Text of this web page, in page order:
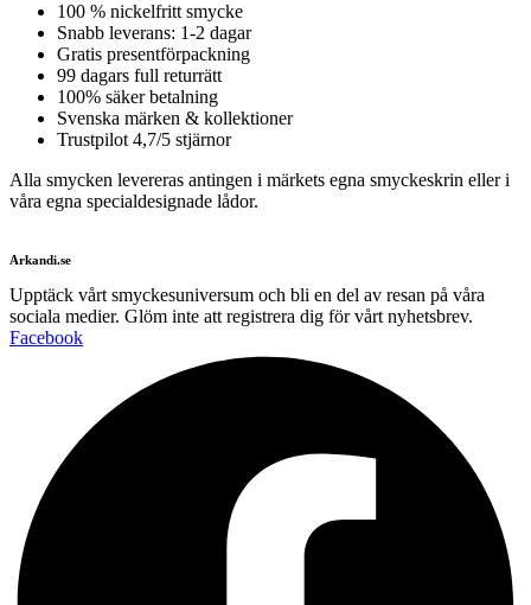
100 % nickelfritt smycke
Snabb leverans: 1-2 dagar
Gratis presentförpackning
99 dagars full returrätt
100% säker betalning
Svenska märken & kollektioner
Trustpilot 4,7/5 stjärnor
Alla smycken levereras antingen i märkets egna smyckeskrin eller i
våra egna specialdesignade lådor.
Arkandi.se
Upptäck vårt smyckesuniversum och bli en del av resan på våra
sociala medier. Glöm inte att registrera dig för vårt nyhetsbrev.
Facebook